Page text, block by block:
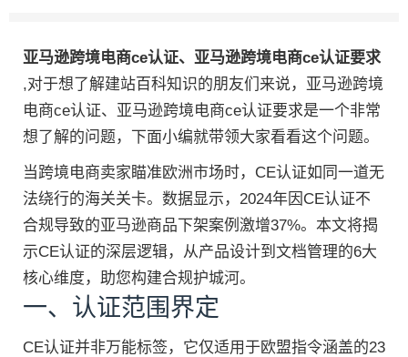
亚马逊跨境电商ce认证、亚马逊跨境电商ce认证要求
,对于想了解建站百科知识的朋友们来说，亚马逊跨境
电商ce认证、亚马逊跨境电商ce认证要求是一个非常
想了解的问题，下面小编就带领大家看看这个问题。
当跨境电商卖家瞄准欧洲市场时，CE认证如同一道无
法绕行的海关关卡。数据显示，2024年因CE认证不
合规导致的亚马逊商品下架案例激增37%。本文将揭
示CE认证的深层逻辑，从产品设计到文档管理的6大
核心维度，助您构建合规护城河。
一、认证范围界定
CE认证并非万能标签，它仅适用于欧盟指令涵盖的23